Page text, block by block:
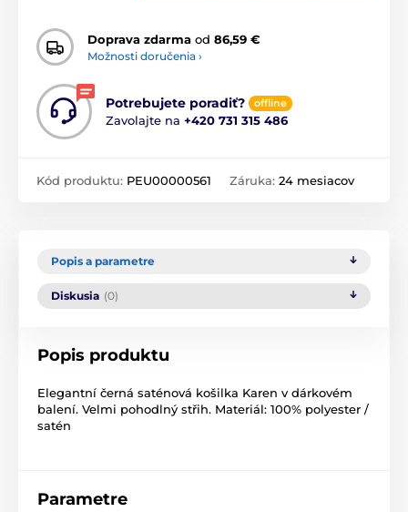
Doprava zdarma od 86,59 €
Možnosti doručenia ›
Potrebujete poradiť? offline
Zavolajte na +420 731 315 486
Kód produktu: PEU00000561 Záruka: 24 mesiacov
Popis a parametre
Diskusia (0)
Popis produktu
Elegantní černá saténová košilka Karen v dárkovém
balení. Velmi pohodlný střih. Materiál: 100% polyester /
satén
Parametre